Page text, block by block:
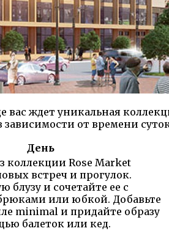
вас ждет уникальная
от времени
День
коллекции Rose Market
встреч и прогулок.
блузу и сочетайте ее с
или юбкой. Добавьте
minimal и придайте образу
балеток или кед.